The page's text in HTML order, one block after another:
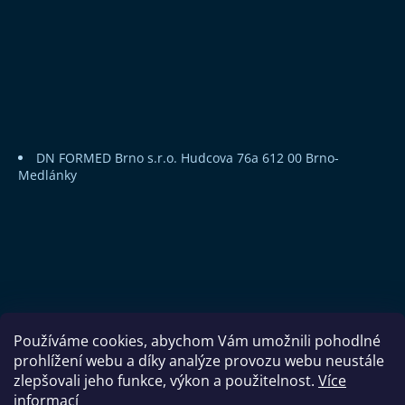
Používáme cookies, abychom Vám umožnili pohodlné
prohlížení webu a díky analýze provozu webu neustále
zlepšovali jeho funkce, výkon a použitelnost. Více
informací
DN FORMED Brno s.r.o. Hudcova 76a 612 00 Brno-
Medlánky